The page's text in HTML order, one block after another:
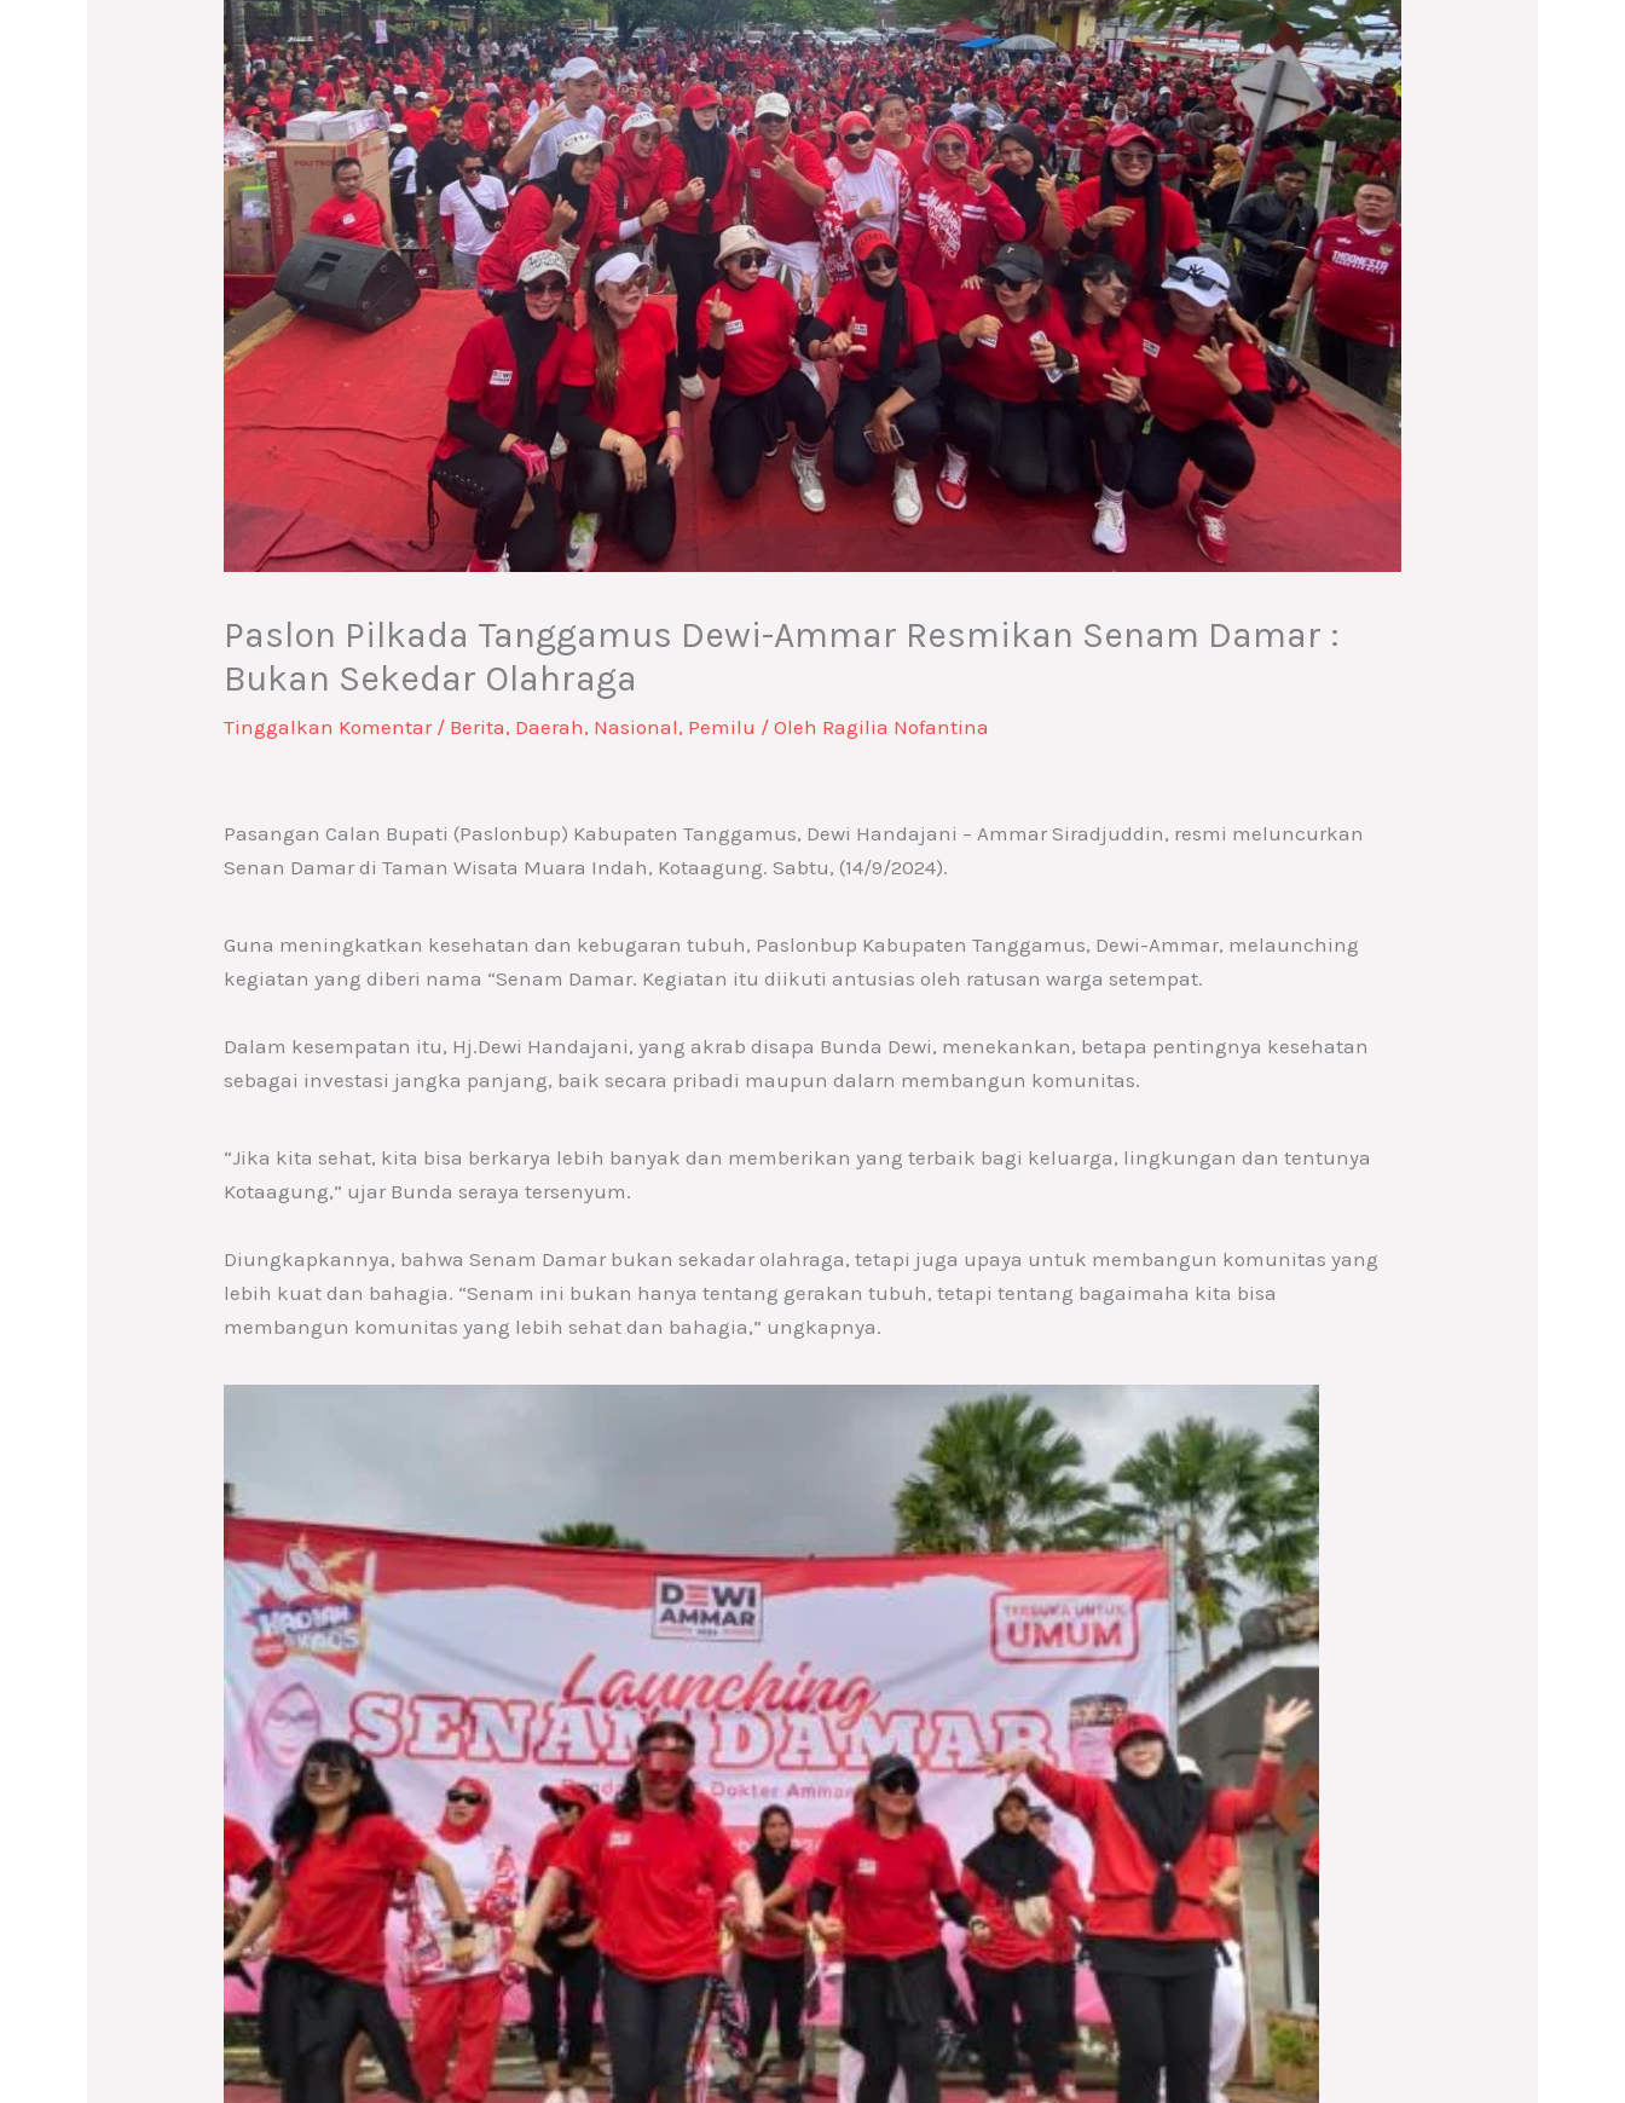
Paslon Pilkada Tanggamus Dewi-Ammar Resmikan Senam Damar :
Bukan Sekedar Olahraga
Tinggalkan Komentar / Berita, Daerah, Nasional, Pemilu / Oleh Ragilia Nofantina
Pasangan Calan Bupati (Paslonbup) Kabupaten Tanggamus, Dewi Handajani – Ammar Siradjuddin, resmi meluncurkan
Senan Damar di Taman Wisata Muara Indah, Kotaagung. Sabtu, (14/9/2024).
Guna meningkatkan kesehatan dan kebugaran tubuh, Paslonbup Kabupaten Tanggamus, Dewi-Ammar, melaunching
kegiatan yang diberi nama “Senam Damar. Kegiatan itu diikuti antusias oleh ratusan warga setempat.
Dalam kesempatan itu, Hj.Dewi Handajani, yang akrab disapa Bunda Dewi, menekankan, betapa pentingnya kesehatan
sebagai investasi jangka panjang, baik secara pribadi maupun dalarn membangun komunitas.
“Jika kita sehat, kita bisa berkarya lebih banyak dan memberikan yang terbaik bagi keluarga, lingkungan dan tentunya
Kotaagung,” ujar Bunda seraya tersenyum.
Diungkapkannya, bahwa Senam Damar bukan sekadar olahraga, tetapi juga upaya untuk membangun komunitas yang
lebih kuat dan bahagia. “Senam ini bukan hanya tentang gerakan tubuh, tetapi tentang bagaimaha kita bisa
membangun komunitas yang lebih sehat dan bahagia,” ungkapnya.